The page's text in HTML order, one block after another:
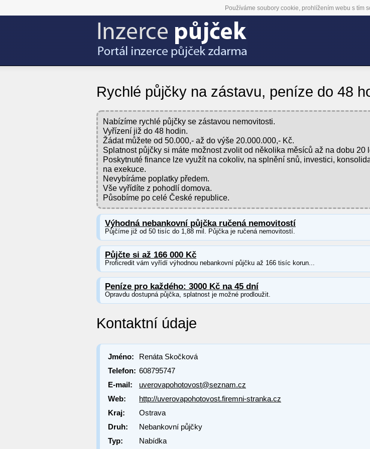
Používáme soubory cookie, prohlížením webu s tím
Rychlé půjčky na zástavu, peníze do 48
Nabízíme rychlé půjčky se zástavou nemovitosti.
Vyřízení již do 48 hodin.
Žádat můžete od 50.000,- až do výše 20.000.000,- Kč.
Splatnost půjčky si máte možnost zvolit od několika měsíců až na dobu 20
Poskytnuté finance lze využít na cokoliv, na splnění snů, investici,
na exekuce.
Nevybíráme poplatky předem.
Vše vyřídíte z pohodlí domova.
Působíme po celé České republice.
Výhodná nebankovní půjčka ručená nemovitostí
Půjčíme již od 50 tisíc do 1,88 mil. Půjčka je ručená nemovitostí.
Půjčte si až 166 000 Kč
Proficredit vám vyřídí výhodnou nebankovní půjčku až 166 tisíc korun...
Peníze pro každého: 3000 Kč na 45 dní
Opravdu dostupná půjčka, splatnost je možné prodloužit.
Kontaktní údaje
Jméno:
Renáta Skočková
Telefon: 608795747
E-mail:
uverovapohotovost@seznam.cz
Web:
http://uverovapohotovost.firemni-stranka.cz
Kraj:
Ostrava
Druh:
Nebankovní půjčky
Typ:
Nabídka